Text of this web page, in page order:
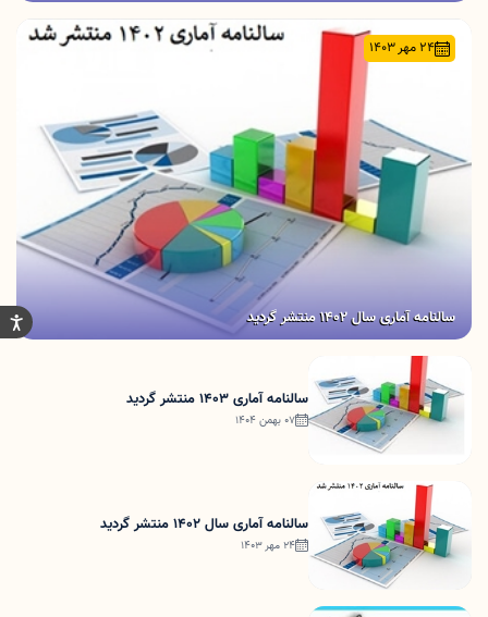
24 مهر 1403
سالنامه آماری سال 1402 منتشر گردید
سالنامه آماری 1403 منتشر گردید
07 بهمن 1404
سالنامه آماری سال 1402 منتشر گردید
24 مهر 1403